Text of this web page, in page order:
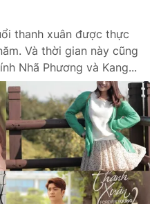
024.38 355 932
897 897
thanh xuân được thực
Và thời gian này cũng
Nhã Phương và Kang...